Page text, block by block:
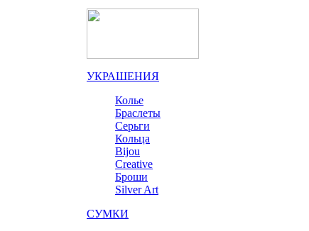
УКРАШЕНИЯ
Колье
Браслеты
Серьги
Кольца
Bijou
Сreative
Броши
Silver Art
СУМКИ